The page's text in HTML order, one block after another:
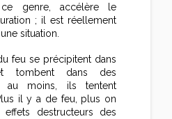
genre, accélère le
; il est réellement
situation.
feu se précipitent dans
tombent dans des
au moins, ils tentent
il y a de feu, plus on
destructeurs des